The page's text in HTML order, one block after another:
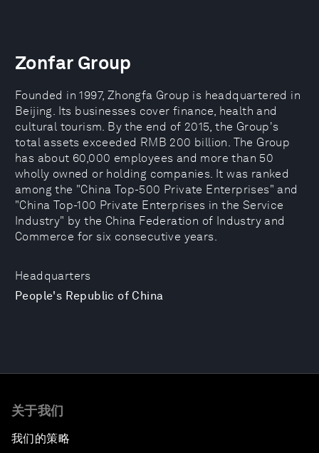
Headquarters
People's Republic of China
Zonfar Group
Founded in 1997, Zhongfa Group is headquartered in
Beijing. Its businesses cover finance, health and
cultural tourism. By the end of 2015, the Group's
total assets exceeded RMB 200 billion. The Group
has about 60,000 employees and more than 50
wholly owned or holding companies. It was ranked
among the "China Top-500 Private Enterprises" and
"China Top-100 Private Enterprises in the Service
Industry" by the China Federation of Industry and
Commerce for six consecutive years.
关于我们
我们的策略